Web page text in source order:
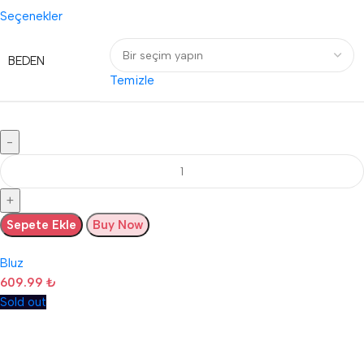
Seçenekler
BEDEN
Temizle
Sepete Ekle Buy Now
Bluz
609.99 ₺
Sold out